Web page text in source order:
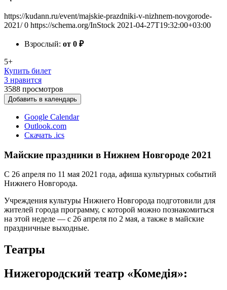
https://kudann.ru/event/majskie-prazdniki-v-nizhnem-novgorode-
2021/ 0 https://schema.org/InStock 2021-04-27T19:32:00+03:00
Взрослый: от 0 ₽
5+
Купить билет
3 нравится
3588 просмотров
Добавить в календарь
Google Calendar
Outlook.com
Скачать .ics
Майские праздники в Нижнем Новгороде 2021
С 26 апреля по 11 мая 2021 года, афиша культурных событий
Нижнего Новгорода.
Учреждения культуры Нижнего Новгорода подготовили для
жителей города программу, с которой можно познакомиться
на этой неделе — с 26 апреля по 2 мая, а также в майские
праздничные выходные.
Театры
Нижегородский театр «Комедiя»: